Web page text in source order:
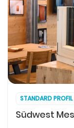
STANDARD PROFIL
Südwest